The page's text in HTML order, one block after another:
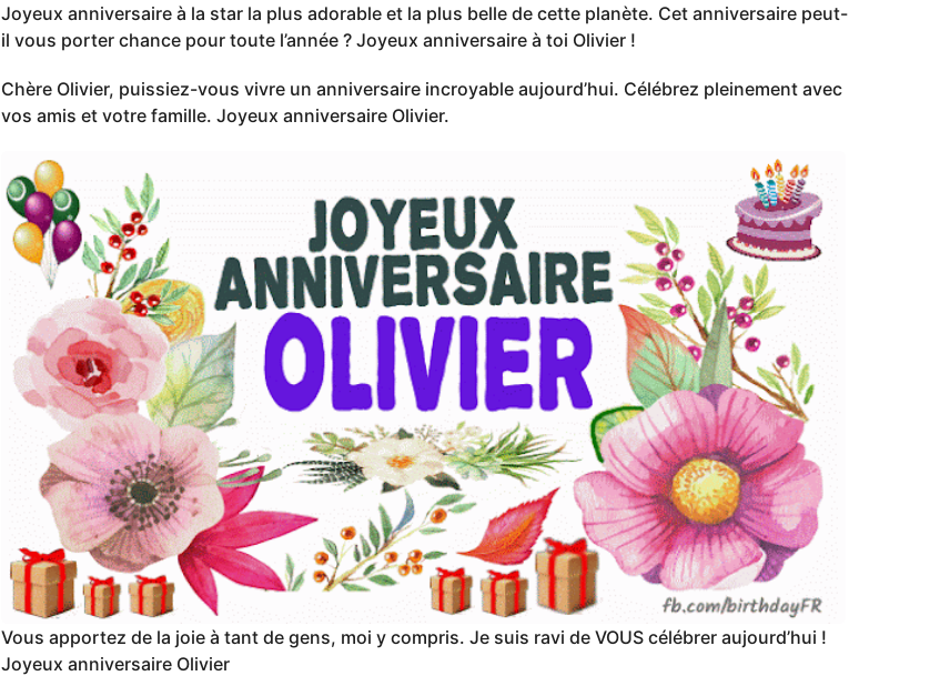
Joyeux anniversaire à la star la plus adorable et la plus belle de cette planète. Cet anniversaire peut-
il vous porter chance pour toute l’année ? Joyeux anniversaire à toi Olivier !
Chère Olivier, puissiez-vous vivre un anniversaire incroyable aujourd’hui. Célébrez pleinement avec
vos amis et votre famille. Joyeux anniversaire Olivier.
Vous apportez de la joie à tant de gens, moi y compris. Je suis ravi de VOUS célébrer aujourd’hui !
Joyeux anniversaire Olivier